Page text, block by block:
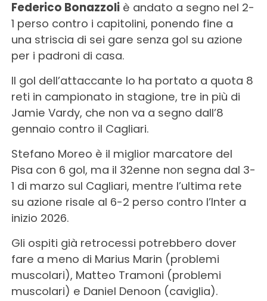
Federico Bonazzoliè andato a segno nel 2-
1 perso contro i capitolini, ponendo fine a
una striscia di sei gare senza gol su azione
per i padroni di casa.
Il gol dell’attaccante lo ha portato a quota 8
reti in campionato in stagione, tre in più di
Jamie Vardy, che non va a segno dall’8
gennaio contro il Cagliari.
Stefano Moreo è il miglior marcatore del
Pisa con 6 gol, ma il 32enne non segna dal 3-
1 di marzo sul Cagliari, mentre l’ultima rete
su azione risale al 6-2 perso contro l’Inter a
inizio 2026.
Gli ospiti già retrocessi potrebbero dover
fare a meno di Marius Marin (problemi
muscolari), Matteo Tramoni (problemi
muscolari) e Daniel Denoon (caviglia).